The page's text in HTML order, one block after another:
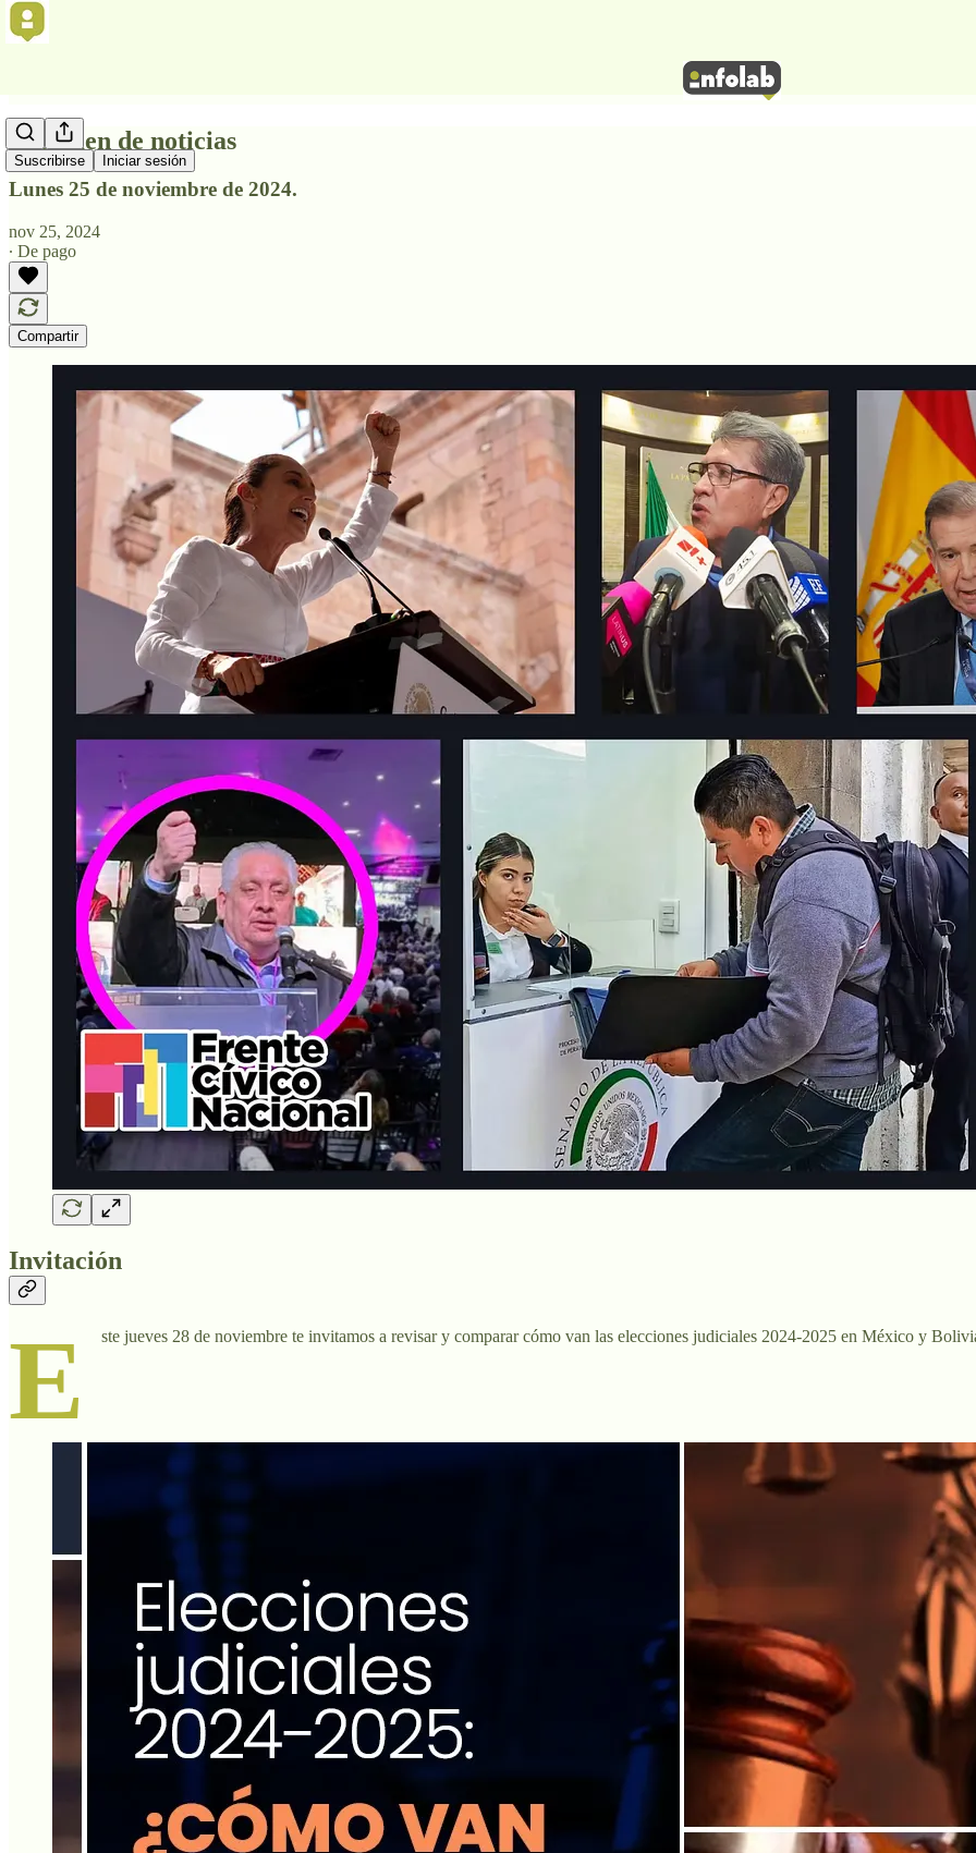
Suscribirse Iniciar sesión
Resumen de noticias
Lunes 25 de noviembre de 2024.
nov 25, 2024
∙ De pago
Compartir
Invitación
E ste jueves 28 de noviembre te invitamos a revisar y comparar cómo van las elecciones judiciales 2024-2025 en México y